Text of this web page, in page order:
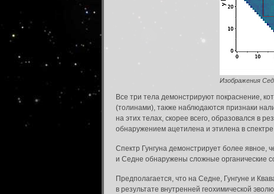
Изображения
Все три тела демонстрируют покраснение,
(толинами), также наблюдаются признаки
на этих телах, скорее всего, образовался в
обнаружением ацетилена и этилена в
Спектр Гунгуна демонстрирует более явное,
и Седне обнаружены сложные органические
Предполагается, что на Седне, Гунгуне и
в результате внутренней геохимической